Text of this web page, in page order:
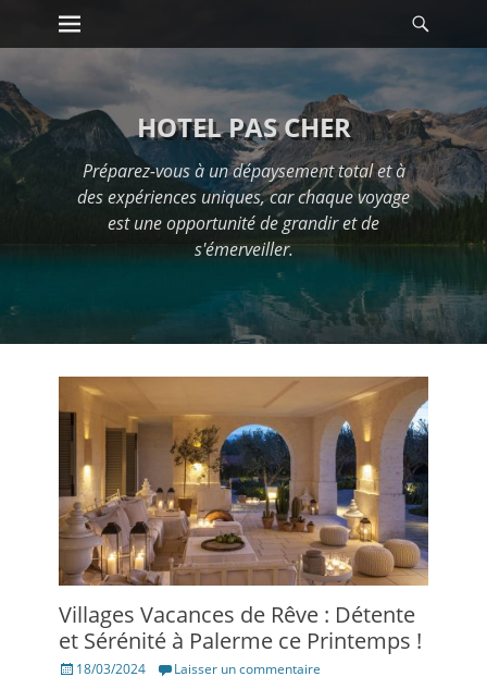
Passer
au
Premier menu
HOTEL PAS CHER
Préparez-vous à un dépaysement total et à
des expériences uniques, car chaque voyage
est une opportunité de grandir et de
s'émerveiller.
Villages Vacances de Rêve : Détente
et Sérénité à Palerme ce Printemps !
Posté18/03/2024 Laisser un commentaire